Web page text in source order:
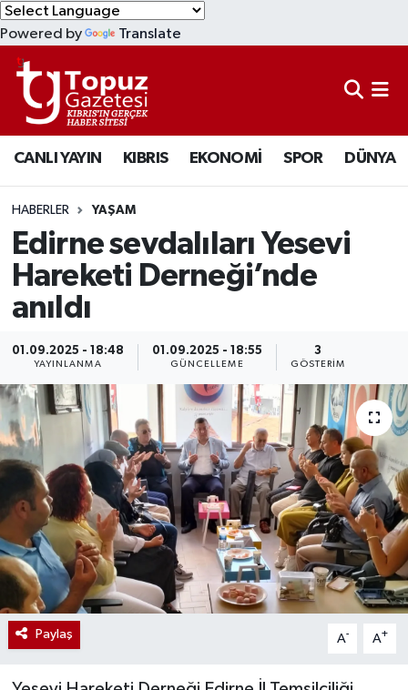
Powered by Translate
CANLI YAYIN KIBRIS EKONOMİ SPOR DÜNYA
HABERLER YAŞAM
Edirne sevdalıları Yesevi
Hareketi Derneği’nde
anıldı
01.09.2025 - 18:48
YAYINLANMA
01.09.2025 - 18:55
GÜNCELLEME
3
GÖSTERIM
Paylaş A- A+
KIBRIS
DÜNYA
EKONOMİ
MAGAZİN
SAĞLIK
SPOR
TEKNOLOJİ
TÜRKİYE
Lefkoşa Nöbetçi Eczaneler
Lefkoşa Hava Durumu
Lefkoşa Trafik Yoğunluk Haritası
Süper Lig Puan Durumu ve Fikstür
Tüm Manşetler
Son Dakika Haberleri
Haber Arşivi